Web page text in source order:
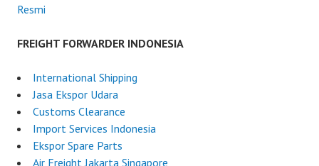
Resmi
FREIGHT FORWARDER INDONESIA
International Shipping
Jasa Ekspor Udara
Customs Clearance
Import Services Indonesia
Ekspor Spare Parts
Air Freight Jakarta Singapore